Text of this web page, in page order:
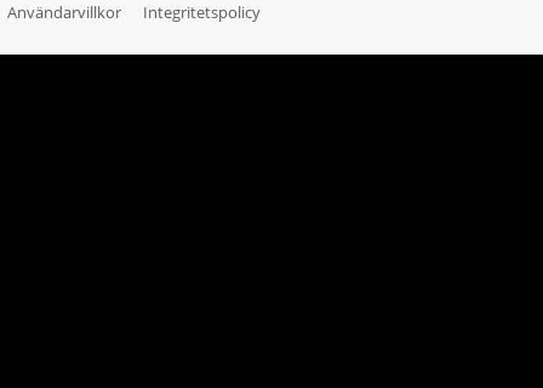
Användarvillkor Integritetspolicy